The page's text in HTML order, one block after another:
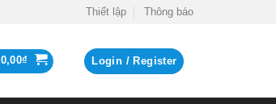
Thiết lập Thông báo
0,00₫ Login / Register